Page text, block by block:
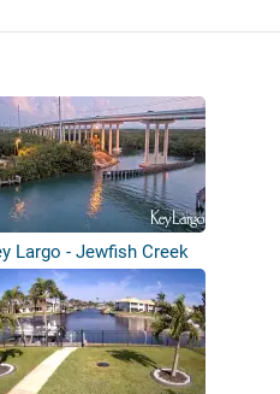
Largo - Jewfish Creek